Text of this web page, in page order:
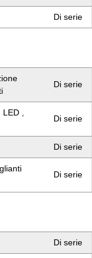
Di serie
Di serie
,
Di serie
Di serie
Di serie
Di serie